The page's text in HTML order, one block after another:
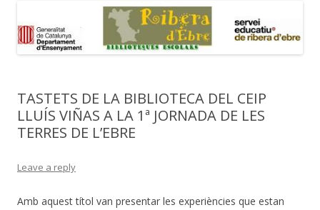
TASTETS DE LA BIBLIOTECA DEL CEIP
LLUÍS VIÑAS A LA 1ª JORNADA DE LES
TERRES DE L’EBRE
Leave a reply
Amb aquest títol van presentar les experiències que estan